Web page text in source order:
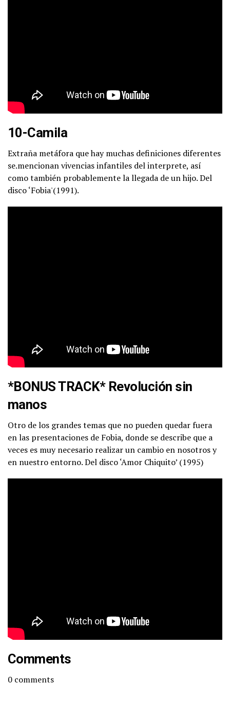
10-Camila
Extraña metáfora que hay muchas definiciones diferentes
se.mencionan vivencias infantiles del interprete, así
como también probablemente la llegada de un hijo. Del
disco ‘Fobia'(1991).
*BONUS TRACK* Revolución sin
manos
Otro de los grandes temas que no pueden quedar fuera
en las presentaciones de Fobia, donde se describe que a
veces es muy necesario realizar un cambio en nosotros y
en nuestro entorno. Del disco ‘Amor Chiquito’ (1995)
Comments
0 comments